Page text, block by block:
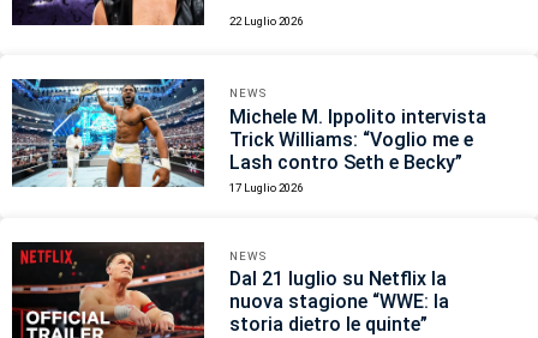
22 Luglio 2026
NEWS
Michele M. Ippolito intervista
Trick Williams: “Voglio me e
Lash contro Seth e Becky”
17 Luglio 2026
NEWS
Dal 21 luglio su Netflix la
nuova stagione “WWE: la
storia dietro le quinte”